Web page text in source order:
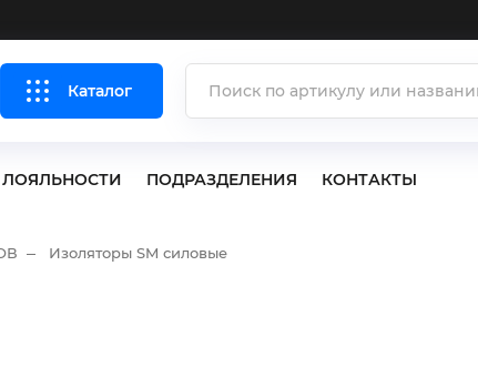
Каталог
ПОДРАЗДЕЛЕНИЯ КОНТАКТЫ
Изоляторы SM силовые